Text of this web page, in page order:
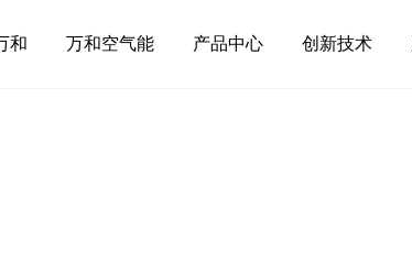
和 万和空气能 产品中心 创新技术